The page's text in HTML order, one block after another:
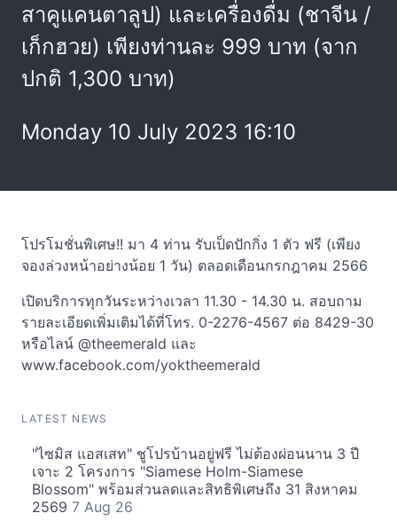
สาคูแคนตาลูป) และเครื่องดื่ม (ชาจีน /
เก็กฮวย) เพียงท่านละ 999 บาท (จาก
ปกติ 1,300 บาท)
Monday 10 July 2023 16:10
โปรโมชั่นพิเศษ!! มา 4 ท่าน รับเป็ดปักกิ่ง 1 ตัว ฟรี (เพียง
จองล่วงหน้าอย่างน้อย 1 วัน) ตลอดเดือนกรกฎาคม 2566
เปิดบริการทุกวันระหว่างเวลา 11.30 - 14.30 น. สอบถาม
รายละเอียดเพิ่มเติมได้ที่โทร. 0-2276-4567 ต่อ 8429-30
หรือไลน์ @theemerald และ
www.facebook.com/yoktheemerald
LATEST NEWS
"ไซมิส แอสเสท" ชูโปรบ้านอยู่ฟรี ไม่ต้องผ่อนนาน 3 ปี
เจาะ 2 โครงการ "Siamese Holm-Siamese
Blossom" พร้อมส่วนลดและสิทธิพิเศษถึง 31 สิงหาคม
2569 7 Aug 26